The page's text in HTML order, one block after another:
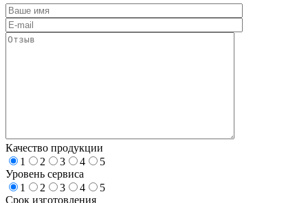
Качество продукции
1
2 3 4
5
Уровень сервиса
1
2 3 4
5
Срок изготовления